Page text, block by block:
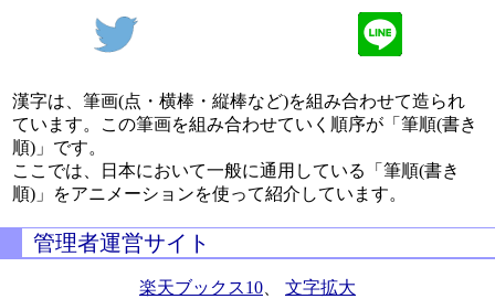
漢字は、筆画(点・横棒・縦棒など)を組み合わせて造られ
ています。この筆画を組み合わせていく順序が「筆順(書き
順)」です。
ここでは、日本において一般に通用している「筆順(書き
順)」をアニメーションを使って紹介しています。
管理者運営サイト
楽天ブックス10 文字拡大